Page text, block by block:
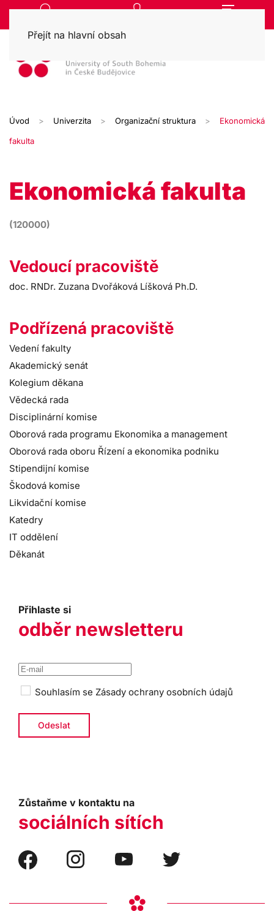
Přejít na hlavní obsah
Úvod Univerzita Organizační struktura Ekonomická
fakulta
Ekonomická fakulta
(120000)
Vedoucí pracoviště
doc. RNDr. Zuzana Dvořáková Líšková Ph.D.
Podřízená pracoviště
Vedení fakulty
Akademický senát
Kolegium děkana
Vědecká rada
Disciplinární komise
Oborová rada programu Ekonomika a management
Oborová rada oboru Řízení a ekonomika podniku
Stipendijní komise
Škodová komise
Likvidační komise
Katedry
IT oddělení
Děkanát
Přihlaste si
odběr newsletteru
Souhlasím se Zásady ochrany osobních údajů
Zůstaňme v kontaktu na
sociálních sítích